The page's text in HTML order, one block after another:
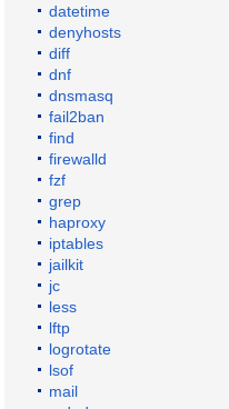
datetime
denyhosts
diff
dnf
dnsmasq
fail2ban
find
firewalld
fzf
grep
haproxy
iptables
jailkit
jc
less
lftp
logrotate
lsof
mail